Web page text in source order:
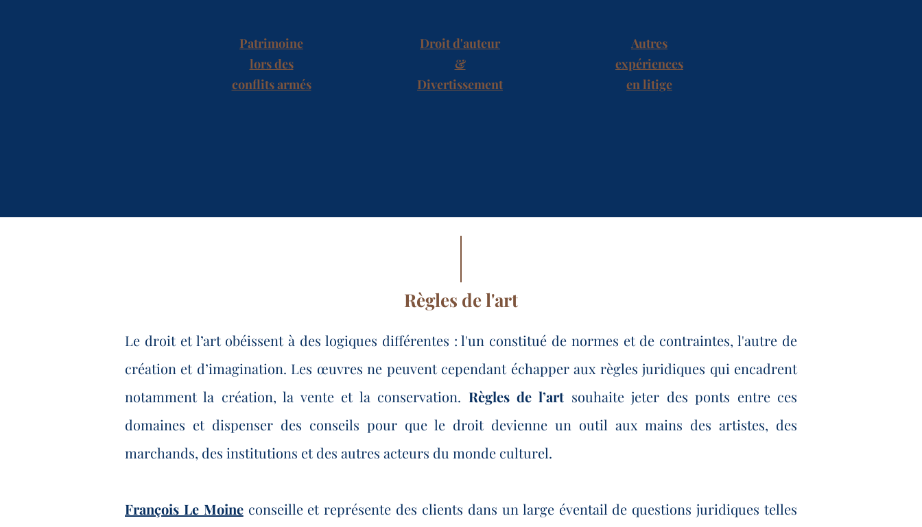
Patrimoine
lors des
conflits armés
Droit d'auteur
&
Divertissement
Autres
expériences
en litige
Règles de l'art
Le droit et l’art obéissent à des logiques différentes : l'un constitué de normes et de contraintes, l'autre de
création et d’imagination. Les œuvres ne peuvent cependant échapper aux règles juridiques qui encadrent
notamment la création, la vente et la conservation. Règles de l’art souhaite jeter des ponts entre ces
domaines et dispenser des conseils pour que le droit devienne un outil aux mains des artistes, des
marchands, des institutions et des autres acteurs du monde culturel.
François Le Moine conseille et représente des clients dans un large éventail de questions juridiques telles